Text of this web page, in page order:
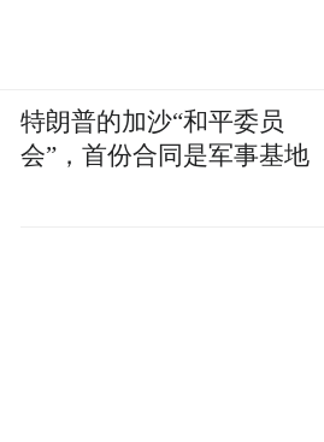
特朗普的加沙“和平委员
会”，首份合同是军事基地